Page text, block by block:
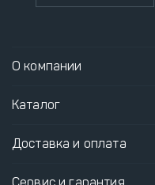
О компании
Каталог
Доставка и оплата